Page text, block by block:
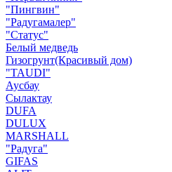
"Пингвин"
"Радугамалер"
"Статус"
Белый медведь
Гизогрунт(Красивый дом)
"TAUDI"
Аусбау
Сылактау
DUFA
DULUX
MARSHALL
"Радуга"
GIFAS